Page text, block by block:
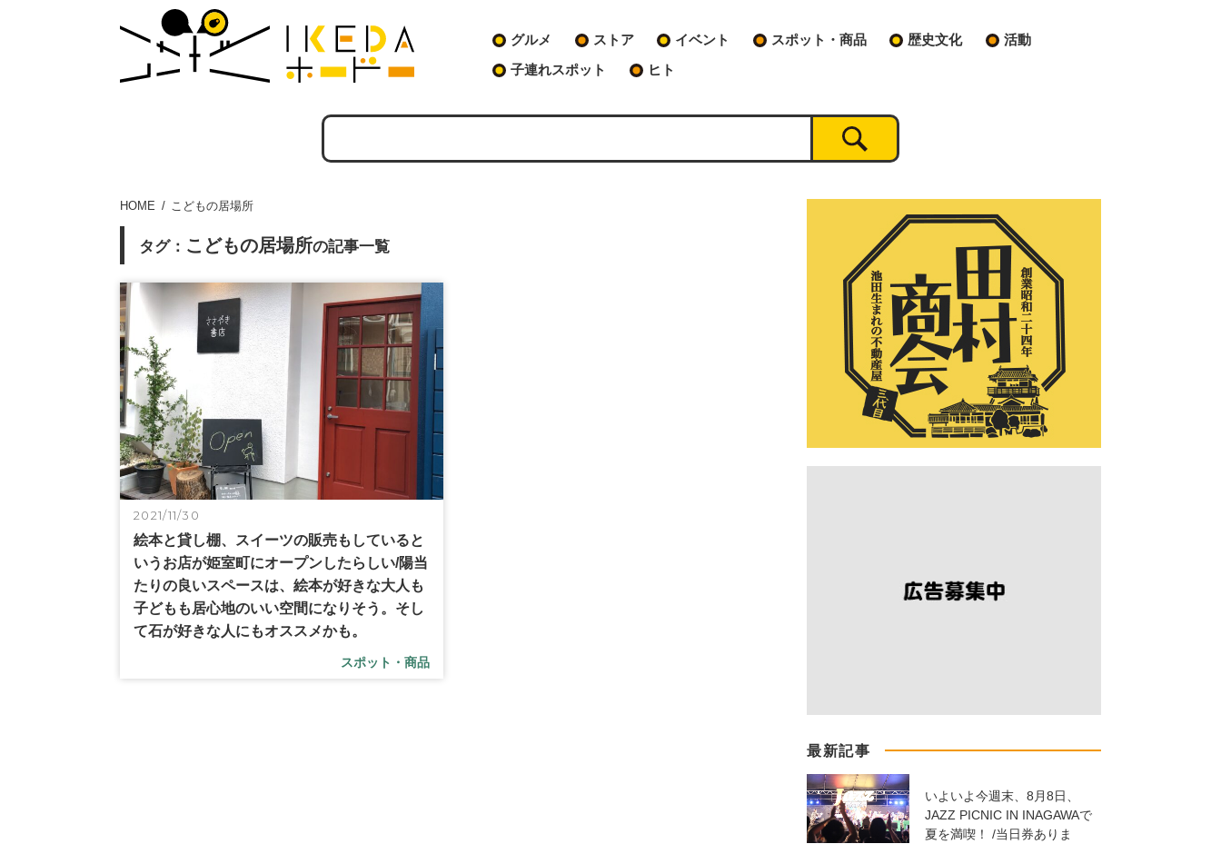
グルメ ストア イベント スポット・商品 歴史文化
活動
子連れスポット
ヒト
HOME こどもの居場所
タグ： こどもの居場所の記事一覧
2021/11/30
絵本と貸し棚、スイーツの販売もしていると
いうお店が姫室町にオープンしたらしい/陽当
たりの良いスペースは、絵本が好きな大人も
子どもも居心地のいい空間になりそう。そし
て石が好きな人にもオススメかも。
スポット・商品
最新記事
いよいよ今週末、8月8日、
JAZZ PICNIC IN INAGAWAで
夏を満喫！ /当日券ありま